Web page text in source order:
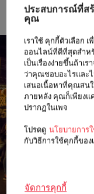
สถานที่จัดงาน
สมัยที่สะท้อนใ
ประสบการณ์ที่ส
คุณ
เราใช้ คุกกี้ตัวเลือก
ออนไลน์ที่ดีที่สุดสำห
เป็นเรื่องง่ายขึ้นถ้าเ
ว่าคุณชอบอะไรและ
เสนอเนื้อหาที่คุณสน
ภายหลัง คุณก็เพียง
ปรากฏในเพจ
โปรดดู นโยบายการ
กับวิธีการใช้คุกกี้ของ
จัดการคุกกี้